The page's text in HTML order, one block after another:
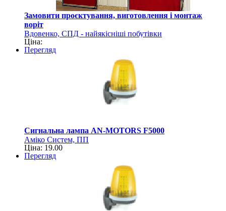
Замовити проєктування, виготовлення і монтаж
воріт
Вдовенко, СПД - найякісніші побутівки
Ціна:
Перегляд
Сигнальна лампа AN-MOTORS F5000
Аміко Систем, ПП
Ціна: 19.00
Перегляд